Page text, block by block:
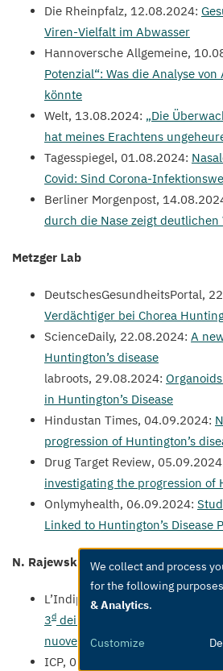
Die Rheinpfalz, 12.08.2024:
Viren-Vielfalt im Abwasser
Hannoversche Allgemeine, 10.
Potenzial“: Was die Analyse
könnte
Welt, 13.08.2024: „Die
hat meines Erachtens
Tagesspiegel, 01.08.2024:
Covid: Sind Corona-
Berliner Morgenpost, 14.08.
durch die Nase zeigt deutlichen
Metzger Lab
DeutschesGesundheitsPortal, 22
Verdächtiger bei Chorea
ScienceDaily, 22.08.2024: A
Huntington’s disease
labroots, 29.08.2024:
in Huntington’s Disease
Hindustan Times, 04.09.2024:
progression of Huntington’s
Drug Target Review, 05.09.2024
investigating the progression of
Onlymyhealth, 06.09.2024:
Linked to Huntington’s Disease
N. Rajewsky Lab
L’Indipendente,03
3d dei tessuti malati potrà
nuove cure
ICP, 07
Use
of
personal
and
We collect and process
for the following
& Analytics.
Customize